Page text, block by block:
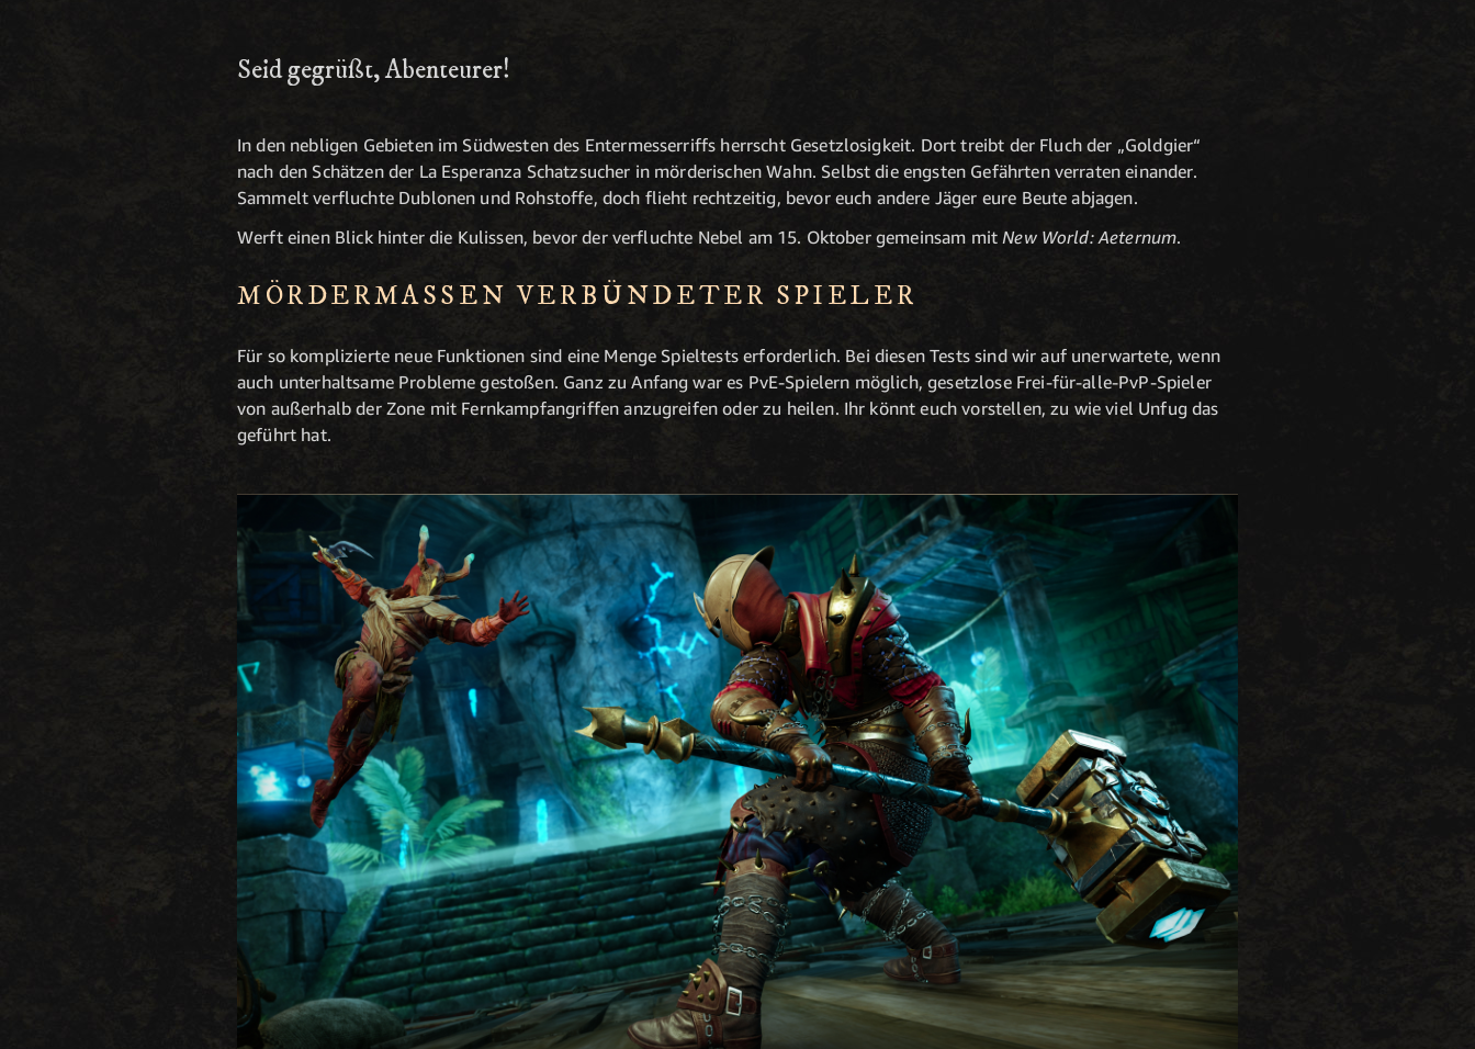
Seid gegrüßt, Abenteurer!
In den nebligen Gebieten im Südwesten des Entermesserriffs herrscht Gesetzlosigkeit. Dort treibt der Fluch der „Goldgier“
nach den Schätzen der La Esperanza Schatzsucher in mörderischen Wahn. Selbst die engsten Gefährten verraten einander.
Sammelt verfluchte Dublonen und Rohstoffe, doch flieht rechtzeitig, bevor euch andere Jäger eure Beute abjagen.
Werft einen Blick hinter die Kulissen, bevor der verfluchte Nebel am 15. Oktober gemeinsam mitNew World: Aeternum.
MÖRDERMASSEN VERBÜNDETER SPIELER
Für so komplizierte neue Funktionen sind eine Menge Spieltests erforderlich. Bei diesen Tests sind wir auf unerwartete, wenn
auch unterhaltsame Probleme gestoßen. Ganz zu Anfang war es PvE-Spielern möglich, gesetzlose Frei-für-alle-PvP-Spieler
von außerhalb der Zone mit Fernkampfangriffen anzugreifen oder zu heilen. Ihr könnt euch vorstellen, zu wie viel Unfug das
geführt hat.